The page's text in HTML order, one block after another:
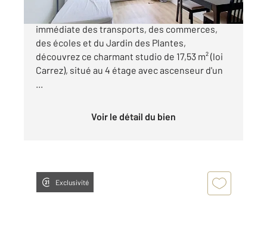
Studio Paris 5 Rue du Fer à Moulin À proximité
immédiate des transports, des commerces,
des écoles et du Jardin des Plantes,
découvrez ce charmant studio de 17,53 m² (loi
Carrez), situé au 4 étage avec ascenseur d'un
Voir le détail du bien
Exclusivité